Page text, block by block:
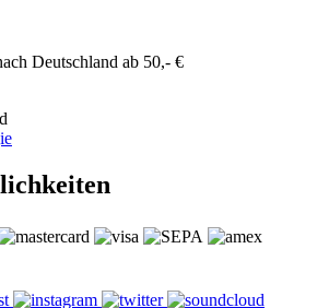
Deutschland ab 50,- €